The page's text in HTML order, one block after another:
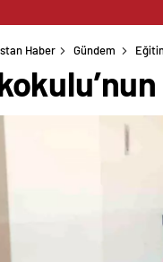
Haber Gündem